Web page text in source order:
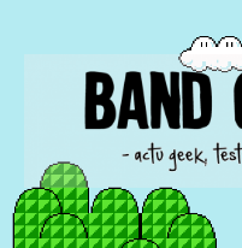
BAND OF
Actu Geek d'hier et